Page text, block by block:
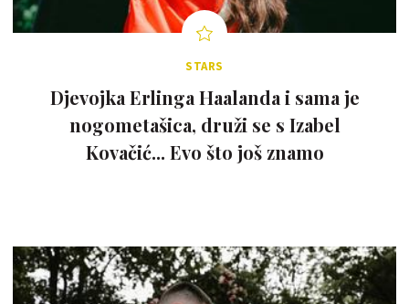
STARS
Djevojka Erlinga Haalanda i sama je
nogometašica, druži se s Izabel
Kovačić... Evo što još znamo